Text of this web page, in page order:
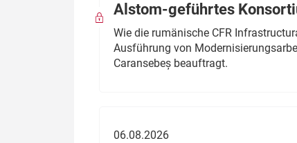
Alstom-geführtes
Wie die rumänische CFR
Ausführung von
Caransebeș beauftragt.
06.08.2026